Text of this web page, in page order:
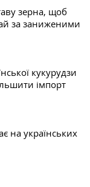
зерна, щоб
за заниженими
кукурудзи
імпорт
на українських